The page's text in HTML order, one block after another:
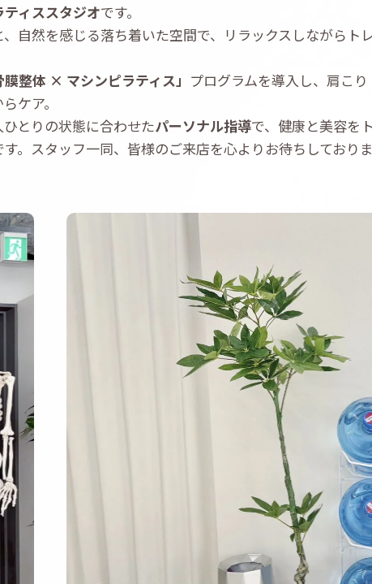
ィススタジオです。
自然を感じる落ち着いた空間で、リラックスしながらト
膜整体 × マシンピラティス」 プログラムを導入し、肩こ
ケア。
とりの状態に合わせたパーソナル指導で、健康と美容を
。スタッフ一同、皆様のご来店を心よりお待ちしており